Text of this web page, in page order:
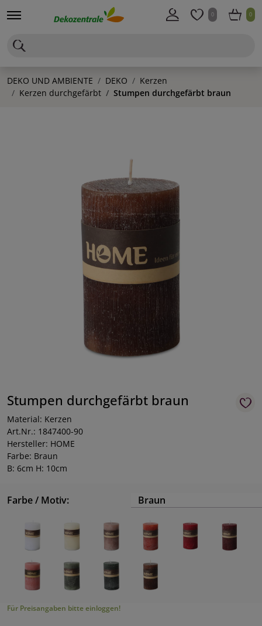
0 0
DEKO UND AMBIENTE DEKO
Kerzen
Kerzen durchgefärbt
Stumpen durchgefärbt braun
Stumpen durchgefärbt braun
Material: Kerzen
Art.Nr.: 1847400-90
Hersteller: HOME
Farbe: Braun
B: 6cm H: 10cm
Farbe / Motiv: Braun
Für Preisangaben bitte einloggen!